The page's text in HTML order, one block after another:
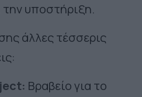
την υποστήριξη.
άλλες τέσσερις
Βραβείο για το